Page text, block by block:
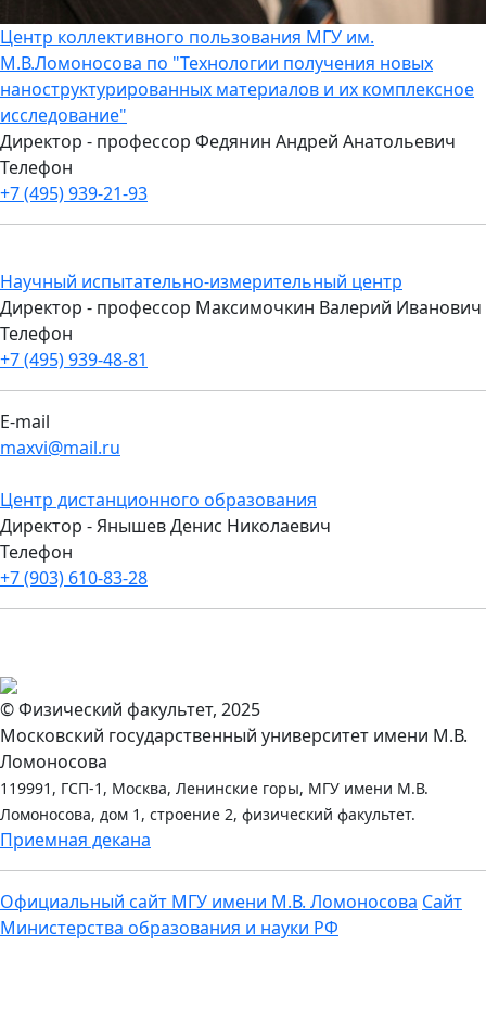
Центр коллективного пользования МГУ им.
М.В.Ломоносова по "Технологии получения новых
наноструктурированных материалов и их комплексное
исследование"
Директор - профессор Федянин Андрей Анатольевич
Телефон
+7 (495) 939-21-93
Научный испытательно-измерительный центр
Директор - профессор Максимочкин Валерий Иванович
Телефон
+7 (495) 939-48-81
E-mail
maxvi@mail.ru
Центр дистанционного образования
Директор - Янышев Денис Николаевич
Телефон
+7 (903) 610-83-28
© Физический факультет, 2025
Московский государственный университет имени М.В.
Ломоносова
119991, ГСП-1, Москва, Ленинские горы, МГУ имени М.В.
Ломоносова, дом 1, строение 2, физический факультет.
Приемная декана
Официальный сайт МГУ имени М.В. Ломоносова Сайт
Министерства образования и науки РФ